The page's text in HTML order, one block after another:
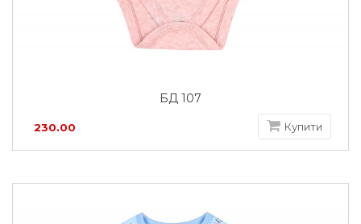
БД 107
230.00 Купити